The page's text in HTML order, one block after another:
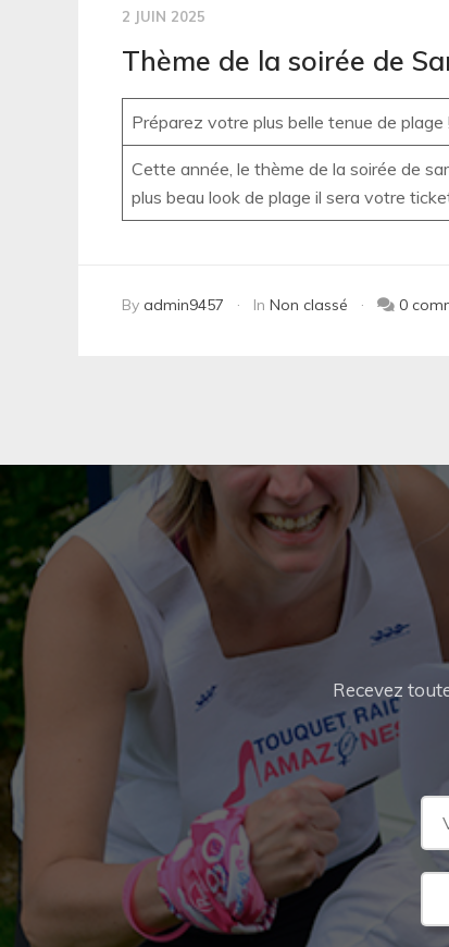
2 JUIN 2025
Thème de la soirée de
Préparez votre plus belle tenue de plage !
Cette année, le thème de la soirée de
plus beau look de plage il sera votre
By admin9457 In Non classé 0
Recevez